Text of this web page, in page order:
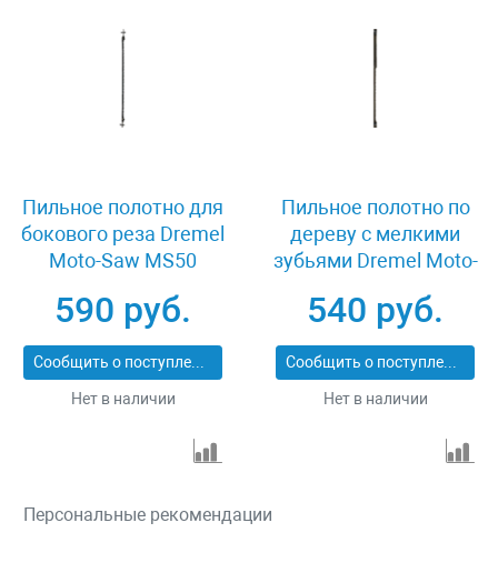
Пильное полотно для
бокового реза Dremel
Moto-Saw MS50
590 руб.
Сообщить о поступлении
Нет в наличии
Пильное полотно по
дереву с мелкими
зубьями Dremel Moto-
2615MS52JA
540 руб.
Сообщить о поступлении
Нет в наличии
Персональные рекомендации